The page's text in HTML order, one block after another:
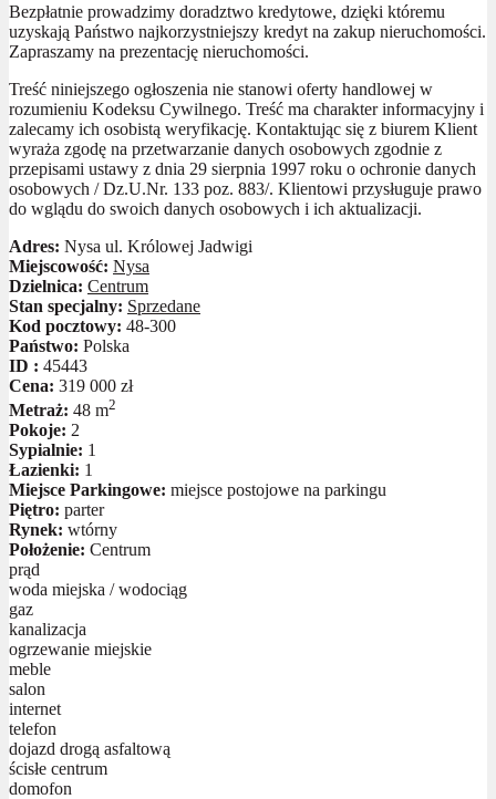
Bezpłatnie prowadzimy doradztwo kredytowe, dzięki któremu
uzyskają Państwo najkorzystniejszy kredyt na zakup nieruchomości.
Zapraszamy na prezentację nieruchomości.
Treść niniejszego ogłoszenia nie stanowi oferty handlowej w
rozumieniu Kodeksu Cywilnego. Treść ma charakter informacyjny i
zalecamy ich osobistą weryfikację. Kontaktując się z biurem Klient
wyraża zgodę na przetwarzanie danych osobowych zgodnie z
przepisami ustawy z dnia 29 sierpnia 1997 roku o ochronie danych
osobowych / Dz.U.Nr. 133 poz. 883/. Klientowi przysługuje prawo
do wglądu do swoich danych osobowych i ich aktualizacji.
Adres: Nysa ul. Królowej Jadwigi
Miejscowość: Nysa
Dzielnica: Centrum
Stan specjalny: Sprzedane
Kod pocztowy: 48-300
Państwo: Polska
ID : 45443
Cena: 319 000 zł
Metraż: 48 m2
Pokoje: 2
Sypialnie: 1
Łazienki: 1
Miejsce Parkingowe: miejsce postojowe na parkingu
Piętro: parter
Rynek: wtórny
Położenie: Centrum
prąd
woda miejska / wodociąg
gaz
kanalizacja
ogrzewanie miejskie
meble
salon
internet
telefon
dojazd drogą asfaltową
ścisłe centrum
domofon